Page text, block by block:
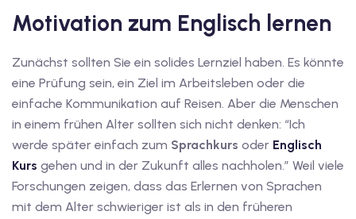
Deutschkurse mit
Deutschkurse mit
mit Gutschein
Motivation zum Englisch lernen
Zunächst sollten Sie ein solides Lernziel haben. Es könnte
eine Prüfung sein, ein Ziel im Arbeitsleben oder die
einfache Kommunikation auf Reisen. Aber die Menschen
in einem frühen Alter sollten sich nicht denken: “Ich
werde später einfach zum Sprachkurs oder Englisch
Kurs gehen und in der Zukunft alles nachholen.” Weil viele
Forschungen zeigen, dass das Erlernen von Sprachen
mit dem Alter schwieriger ist als in den früheren